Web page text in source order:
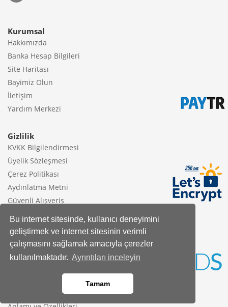
Bu internet sitesinde, kullanıcı deneyimini
geliştirmek ve internet sitesinin verimli
çalışmasını sağlamak amacıyla çerezler
kullanılmaktadır. Ayrıntıları inceleyin
Tamam
Kurumsal
Hakkımızda
Banka Hesap Bilgileri
Site Haritası
Bayimiz Olun
İletişim
Yardım Merkezi
Gizlilik
KVKK Bilgilendirmesi
Üyelik Sözleşmesi
Çerez Politikası
Aydınlatma Metni
Güvenli Alışveriş
Gizlilik Sözleşmesi
Satış Sözleşmesi
Faydalı Bilgiler
Zeze çiçeği ( Zamia çiçeği) Bakımı ve Özellikleri